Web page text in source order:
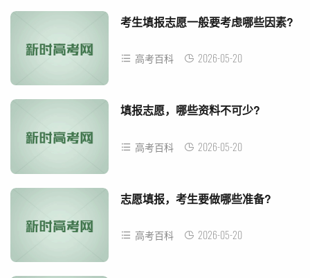
考生填报志愿一般要考虑哪些因素?
高考百科 2026-05-20
填报志愿，哪些资料不可少?
高考百科 2026-05-20
志愿填报，考生要做哪些准备?
高考百科 2026-05-20